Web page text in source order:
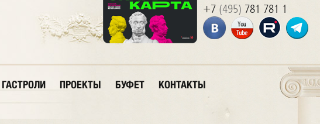
+7 (495) 781 781 1
ГАСТРОЛИ ПРОЕКТЫ БУФЕТ КОНТАКТЫ